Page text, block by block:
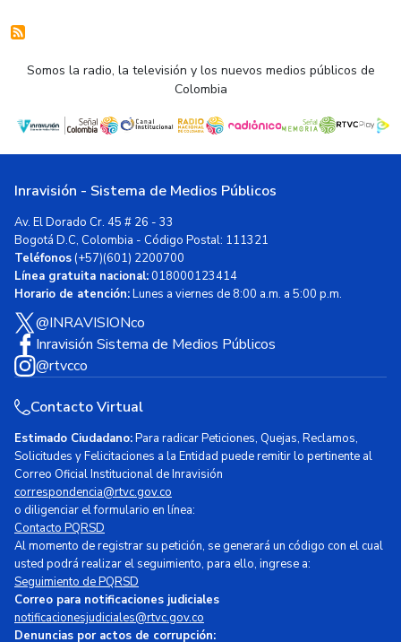
Somos la radio, la televisión y los nuevos medios públicos de
Colombia
Inravisión - Sistema de Medios Públicos
Av. El Dorado Cr. 45 # 26 - 33
Bogotá D.C, Colombia - Código Postal: 111321
Teléfonos(+57)(601) 2200700
Línea gratuita nacional:018000123414
Horario de atención:Lunes a viernes de 8:00 a.m. a 5:00 p.m.
@INRAVISIONco
Inravisión Sistema de Medios Públicos
@rtvcco
Contacto Virtual
Estimado Ciudadano:Para radicar Peticiones, Quejas, Reclamos,
Solicitudes y Felicitaciones a la Entidad puede remitir lo pertinente al
Correo Oficial Institucional de Inravisión
correspondencia@rtvc.gov.co
o diligenciar el formulario en línea:
Contacto PQRSD
Al momento de registrar su petición, se generará un código con el cual
usted podrá realizar el seguimiento, para ello, ingrese a:
Seguimiento de PQRSD
Correo para notificaciones judiciales
notificacionesjudiciales@rtvc.gov.co
Denuncias por actos de corrupción: